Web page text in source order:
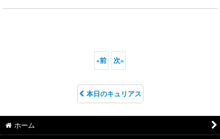
«前 次»
本日のキュリアス
ホーム